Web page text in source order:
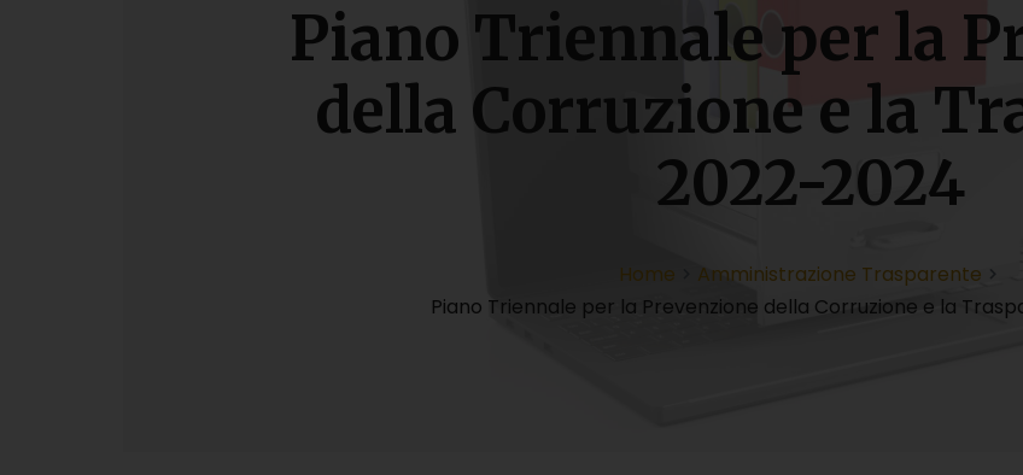
Piano Triennale per la
della Corruzione e la
2022-2024
Home
Amministrazione Trasparente
Piano Triennale per la Prevenzione della Corruzione e la